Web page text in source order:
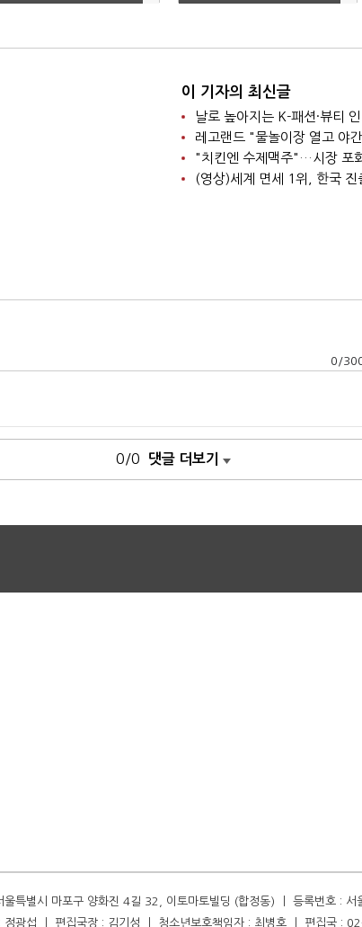
니터링
무중'
이 기자의 최신글
날로 높아지는 K-패션·뷰티
레고랜드 "물놀이장 열고 야
"치킨엔 수제맥주"…시장 포
(영상)세계 면세 1위, 한국
0 /
0/0 댓글 더보기
울특별시 마포구 양화진 4길 32, 이토마토빌딩 (합정동) ㅣ 등록번호 :
정광섭 ㅣ 편집국장 : 김기성 ㅣ 청소년보호책임자 : 최병호 ㅣ 편집국